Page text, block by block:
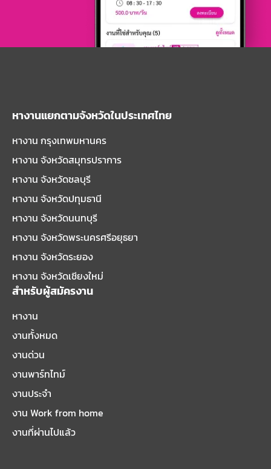
หางานแยกตามจังหวัดในประเทศไทย
หางาน กรุงเทพมหานคร
หางาน จังหวัดสมุทรปราการ
หางาน จังหวัดชลบุรี
หางาน จังหวัดปทุมธานี
หางาน จังหวัดนนทบุรี
หางาน จังหวัดพระนครศรีอยุธยา
หางาน จังหวัดระยอง
หางาน จังหวัดเชียงใหม่
สำหรับผู้สมัครงาน
หางาน
งานทั้งหมด
งานด่วน
งานพาร์ทไทม์
งานประจำ
งาน Work from home
งานที่ผ่านไปแล้ว